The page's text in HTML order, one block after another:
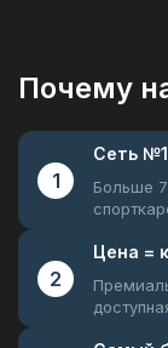
Почему
1
Сеть №1
Больше
2
Цена =